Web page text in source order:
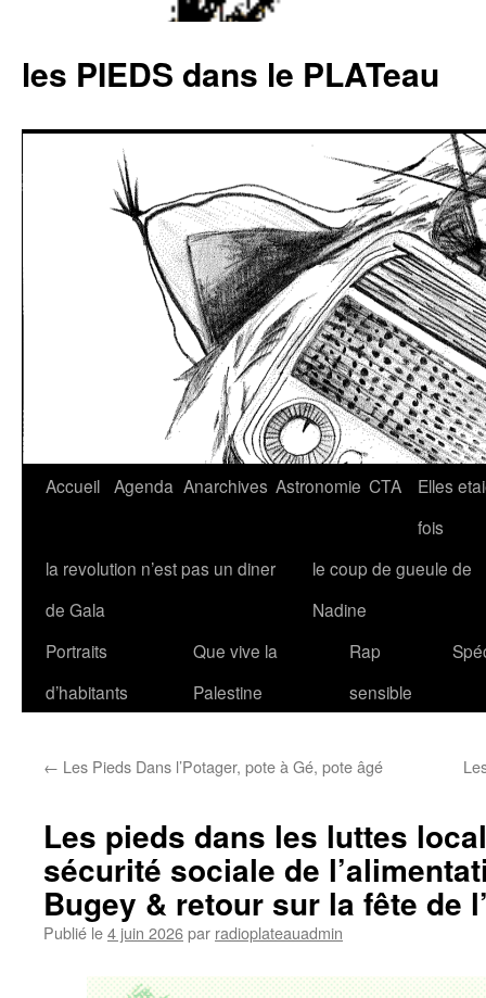
contenu
les PIEDS dans le PLATeau
Accueil Agenda Anarchives Astronomie CTA
Elles
fois
la revolution n’est pas un diner
de Gala
le coup de gueule de
Nadine
Portraits
d’habitants
Que vive la
Palestine
Rap
sensible
← Les Pieds Dans l’Potager, pote à Gé, pote âgé
Les pieds dans les luttes
sécurité sociale de
Bugey & retour sur la fête de
Publié le4 juin 2026par radioplateauadmin